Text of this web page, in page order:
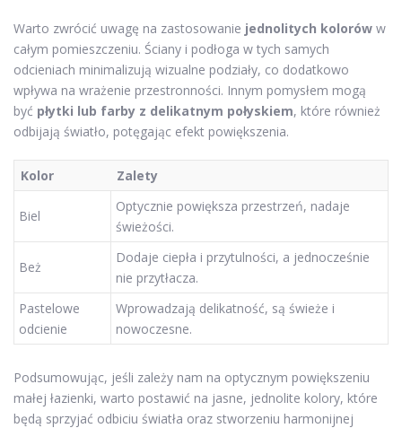
Warto zwrócić uwagę na zastosowanie jednolitych kolorów w
całym pomieszczeniu. Ściany i podłoga w tych samych
odcieniach minimalizują wizualne podziały, co dodatkowo
wpływa na wrażenie przestronności. Innym pomysłem mogą
być płytki lub farby z delikatnym połyskiem, które również
odbijają światło, potęgając efekt powiększenia.
Kolor Zalety
Biel
Optycznie powiększa przestrzeń, nadaje
świeżości.
Beż
Dodaje ciepła i przytulności, a jednocześnie
nie przytłacza.
Pastelowe
odcienie
Wprowadzają delikatność, są świeże i
nowoczesne.
Podsumowując, jeśli zależy nam na optycznym powiększeniu
małej łazienki, warto postawić na jasne, jednolite kolory, które
będą sprzyjać odbiciu światła oraz stworzeniu harmonijnej